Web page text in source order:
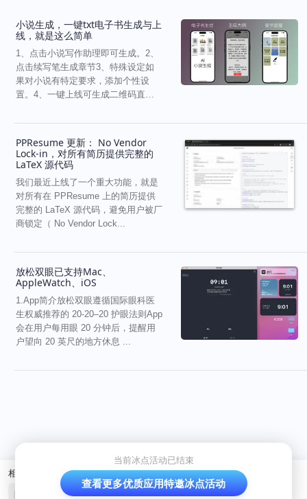
当前冰点活动已结束
查看更多优质应用特邀冰点活动
小说生成，一键txt电子书生成与上
线，就是这么简单
1、点击小说写作助理即可生成。2、
点击续写笔生成章节3、特殊设定如
果对小说有特定要求，添加个性设
置。4、一键上线可生成二维码直接
PPResume 更新： No Vendor
Lock-in，对所有简历提供完整的
LaTeX 源代码
我们最近上线了一个重大功能，就是
对所有在 PPResume 上的简历提供
完整的 LaTeX 源代码，避免用户被厂
商锁定（ No Vendor Lock...
放松双眼已支持Mac、
AppleWatch、iOS
1.App简介放松双眼遵循国际眼科医
生权威推荐的 20-20–20 护眼法则App
会在用户每用眼 20 分钟后，提醒用
户望向 20 英尺的地方休息 ...
相关产品